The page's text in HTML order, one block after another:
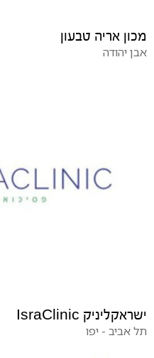
מכון אריה טבעון
אבן יהודה
ישראקליניק IsraClinic
תל אביב - יפו